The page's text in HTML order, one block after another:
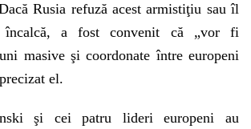
Rusia refuză acest armistiţiu sau îl
a fost convenit că „vor fi
masive şi coordonate între europeni
el.
şi cei patru lideri europeni au